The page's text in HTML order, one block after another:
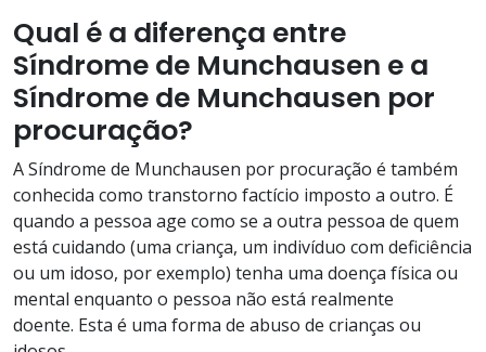
Qual é a diferença entre
Síndrome de Munchausen e a
Síndrome de Munchausen por
procuração?
A Síndrome de Munchausen por procuração é também
conhecida como transtorno factício imposto a outro. É
quando a pessoa age como se a outra pessoa de quem
está cuidando (uma criança, um indivíduo com deficiência
ou um idoso, por exemplo) tenha uma doença física ou
mental enquanto o pessoa não está realmente
doente. Esta é uma forma de abuso de crianças ou